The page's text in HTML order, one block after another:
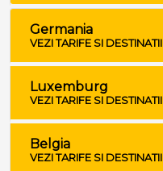
Germania
VEZI TARIFE SI DESTINATII
Luxemburg
VEZI TARIFE SI DESTINATII
Belgia
VEZI TARIFE SI DESTINATII